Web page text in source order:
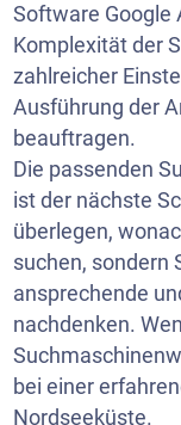
Software Google
Komplexität der
zahlreicher
Ausführung der
beauftragen.
Die passenden
ist der nächste
überlegen,
suchen, sondern
ansprechende
nachdenken.
bei einer
Nordseeküste.